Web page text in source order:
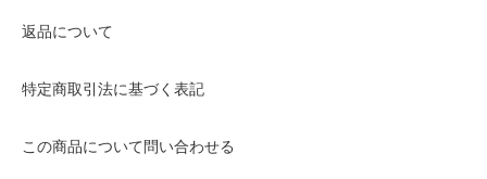
返品について
特定商取引法に基づく表記
この商品について問い合わせる